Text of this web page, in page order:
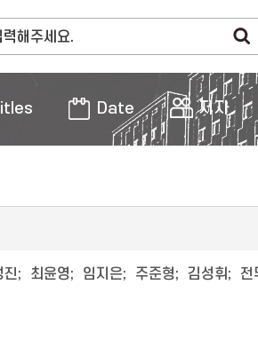
Date 저자
진; 최윤영; 임지은; 주준형; 김성휘 ; 전